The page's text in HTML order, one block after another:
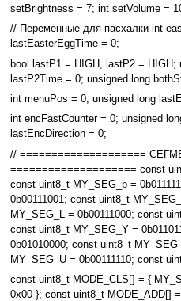
setBrightness = 7; int setVolume =
// Переменные для пасхалки int
lastEasterEggTime = 0;
bool lastP1 = HIGH, lastP2 = HIGH;
lastP2Time = 0; unsigned long
int menuPos = 0; unsigned long
int encFastCounter = 0; unsigned
lastEncDirection = 0;
// ====================
==================== const
const uint8_t MY_SEG_b =
0b00111001; const uint8_t
MY_SEG_L = 0b00111000; const
const uint8_t MY_SEG_Y =
0b01010000; const uint8_t
MY_SEG_U = 0b00111110; const
const uint8_t MODE_CLS[] = {
0x00 }; const uint8_t MODE_ADD[]